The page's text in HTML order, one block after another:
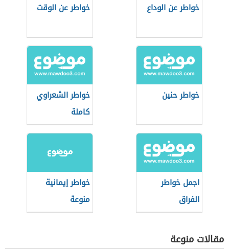
خواطر عن الوداع خواطر عن الوقت
خواطر حنين
خواطر الشعراوي
كاملة
اجمل خواطر
الفراق
خواطر إيمانية
منوعة
مقالات منوعة